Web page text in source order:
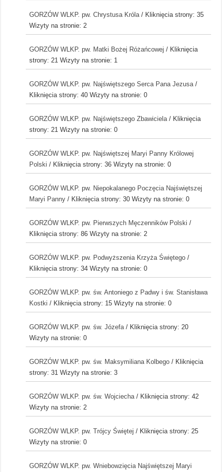
GORZÓW WLKP. pw. Chrystusa Króla / Kliknięcia strony: 35
Wizyty na stronie: 2
GORZÓW WLKP. pw. Matki Bożej Różańcowej / Kliknięcia
strony: 21 Wizyty na stronie: 1
GORZÓW WLKP. pw. Najświętszego Serca Pana Jezusa /
Kliknięcia strony: 40 Wizyty na stronie: 0
GORZÓW WLKP. pw. Najświętszego Zbawiciela / Kliknięcia
strony: 21 Wizyty na stronie: 0
GORZÓW WLKP. pw. Najświętszej Maryi Panny Królowej
Polski / Kliknięcia strony: 36 Wizyty na stronie: 0
GORZÓW WLKP. pw. Niepokalanego Poczęcia Najświętszej
Maryi Panny / Kliknięcia strony: 30 Wizyty na stronie: 0
GORZÓW WLKP. pw. Pierwszych Męczenników Polski /
Kliknięcia strony: 86 Wizyty na stronie: 2
GORZÓW WLKP. pw. Podwyższenia Krzyża Świętego /
Kliknięcia strony: 34 Wizyty na stronie: 0
GORZÓW WLKP. pw. św. Antoniego z Padwy i św. Stanisława
Kostki / Kliknięcia strony: 15 Wizyty na stronie: 0
GORZÓW WLKP. pw. św. Józefa / Kliknięcia strony: 20
Wizyty na stronie: 0
GORZÓW WLKP. pw. św. Maksymiliana Kolbego / Kliknięcia
strony: 31 Wizyty na stronie: 3
GORZÓW WLKP. pw. św. Wojciecha / Kliknięcia strony: 42
Wizyty na stronie: 2
GORZÓW WLKP. pw. Trójcy Świętej / Kliknięcia strony: 25
Wizyty na stronie: 0
GORZÓW WLKP. pw. Wniebowzięcia Najświętszej Maryi